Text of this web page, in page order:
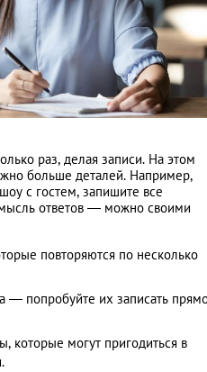
раз, делая записи. На этом
больше деталей. Например,
с гостем, запишите все
ответов — можно своими
повторяются по несколько
— попробуйте их записать
которые могут пригодиться в